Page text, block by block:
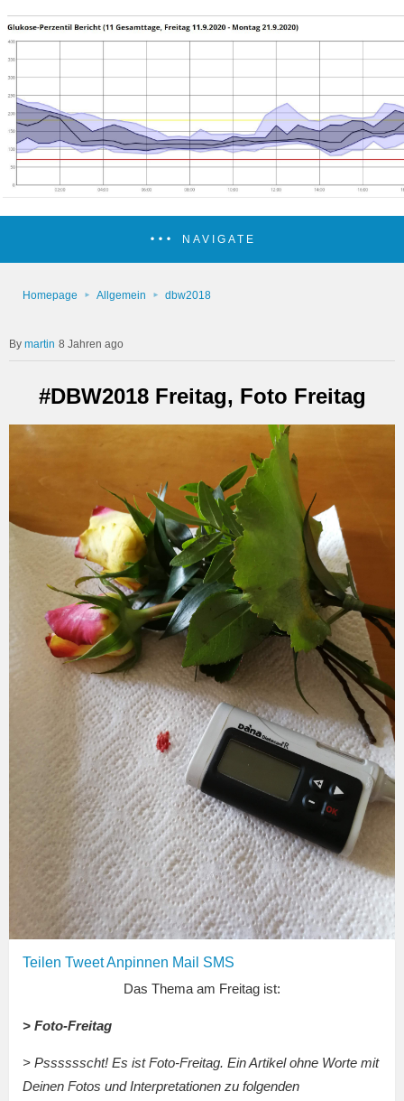
NAVIGATE
Homepage Allgemein dbw2018
martin 8 Jahren ago
#DBW2018 Freitag, Foto Freitag
Teilen TweetAnpinnen Mail SMS
Das Thema am Freitag ist:
> Foto-Freitag
> Psssssscht! Es ist Foto-Freitag. Ein Artikel ohne Worte mit
Deinen Fotos und Interpretationen zu folgenden